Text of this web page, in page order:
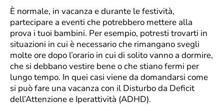
È normale, in vacanza e durante le festività,
partecipare a eventi che potrebbero mettere alla
prova i tuoi bambini. Per esempio, potresti trovarti in
situazioni in cui è necessario che rimangano svegli
molte ore dopo l’orario in cui di solito vanno a dormire,
che si debbano vestire bene o che stiano fermi per
lungo tempo. In quei casi viene da domandarsi come
si può fare una vacanza con il Disturbo da Deficit
dell’Attenzione e Iperattività (ADHD).